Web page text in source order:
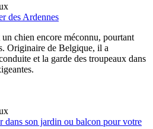
des Ardennes
chien encore méconnu, pourtant
Originaire de Belgique, il a
et la garde des troupeaux dans
dans son jardin ou balcon pour votre